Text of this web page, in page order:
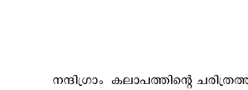
നന്ദിഗ്രാം കലാപത്തിന്റെ